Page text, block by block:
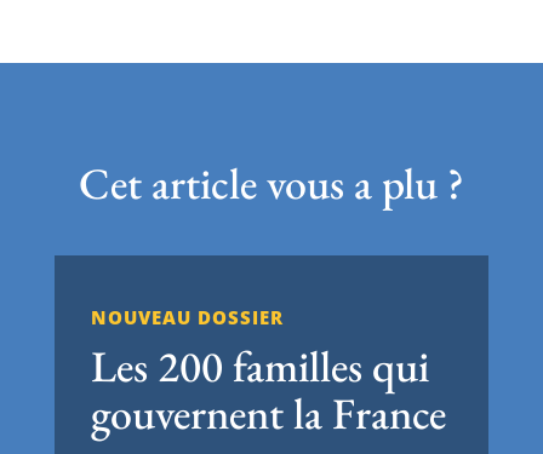
Cet article vous a plu ?
NOUVEAU DOSSIER
Les 200 familles qui
gouvernent la France